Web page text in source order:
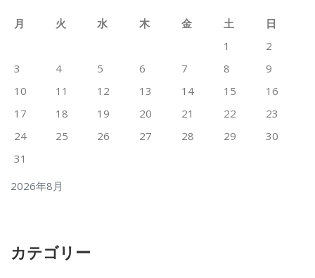
2026年8月
月 火 水 木 金 土
日
1
2
3
4 5 6 7 8
9
10
11 12 13 14 15
16
17
18 19 20 21 22
23
24
25 26 27 28 29
30
31
カテゴリー